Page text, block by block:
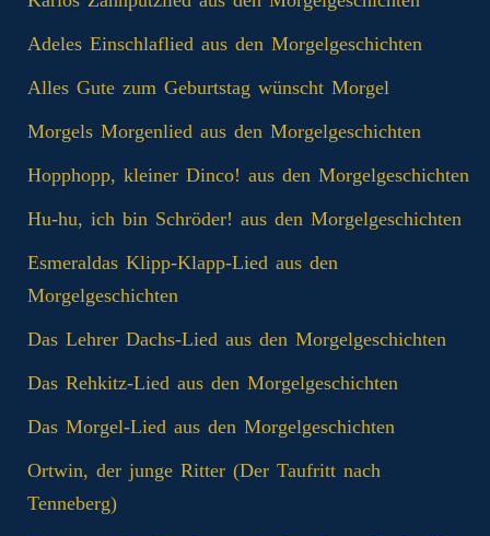
Adeles Einschlaflied aus den Morgelgeschichten
Alles Gute zum Geburtstag wünscht Morgel
Morgels Morgenlied aus den Morgelgeschichten
Hopphopp, kleiner Dinco! aus den Morgelgeschichten
Hu-hu, ich bin Schröder! aus den Morgelgeschichten
Esmeraldas Klipp‑Klapp‑Lied aus den
Morgelgeschichten
Das Lehrer Dachs-Lied aus den Morgelgeschichten
Das Rehkitz-Lied aus den Morgelgeschichten
Das Morgel-Lied aus den Morgelgeschichten
Ortwin, der junge Ritter (Der Taufritt nach
Tenneberg)